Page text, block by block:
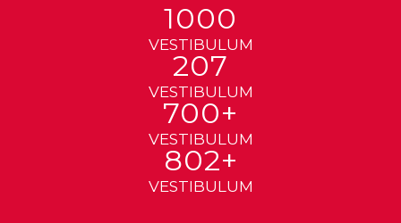
1000
VESTIBULUM
207
VESTIBULUM
700+
VESTIBULUM
802+
VESTIBULUM